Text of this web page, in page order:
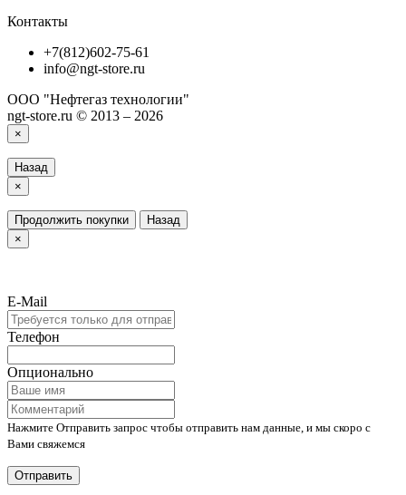
Контакты
+7(812)602-75-61
info@ngt-store.ru
ООО "Нефтегаз технологии"
ngt-store.ru © 2013 – 2026
×
Назад
×
Продолжить покупки
Назад
×
E-Mail
Телефон
Опционально
Нажмите Отправить запрос чтобы отправить нам данные, и мы скоро с
Вами свяжемся
Отправить